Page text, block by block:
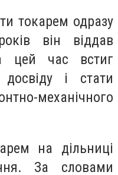
токарем одразу
він віддав
цей час встиг
і стати
механічного
на дільниці
За словами